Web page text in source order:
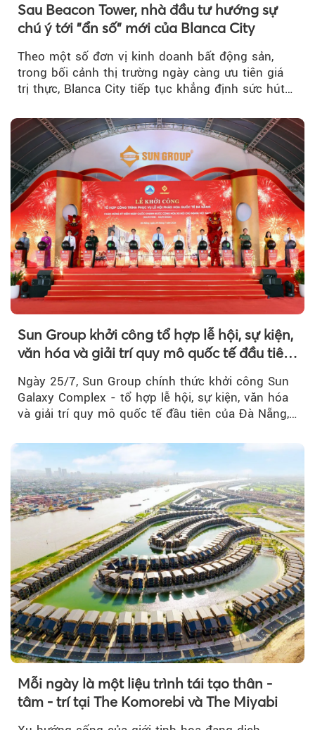
Sau Beacon Tower, nhà đầu tư hướng sự
chú ý tới "ẩn số" mới của Blanca City
Theo một số đơn vị kinh doanh bất động sản,
trong bối cảnh thị trường ngày càng ưu tiên giá
trị thực, Blanca City tiếp tục khẳng định sức hút
Sun Group khởi công tổ hợp lễ hội, sự kiện,
văn hóa và giải trí quy mô quốc tế đầu tiên
Ngày 25/7, Sun Group chính thức khởi công Sun
Galaxy Complex - tổ hợp lễ hội, sự kiện, văn hóa
và giải trí quy mô quốc tế đầu tiên của Đà Nẵng,…
Mỗi ngày là một liệu trình tái tạo thân -
tâm - trí tại The Komorebi và The Miyabi